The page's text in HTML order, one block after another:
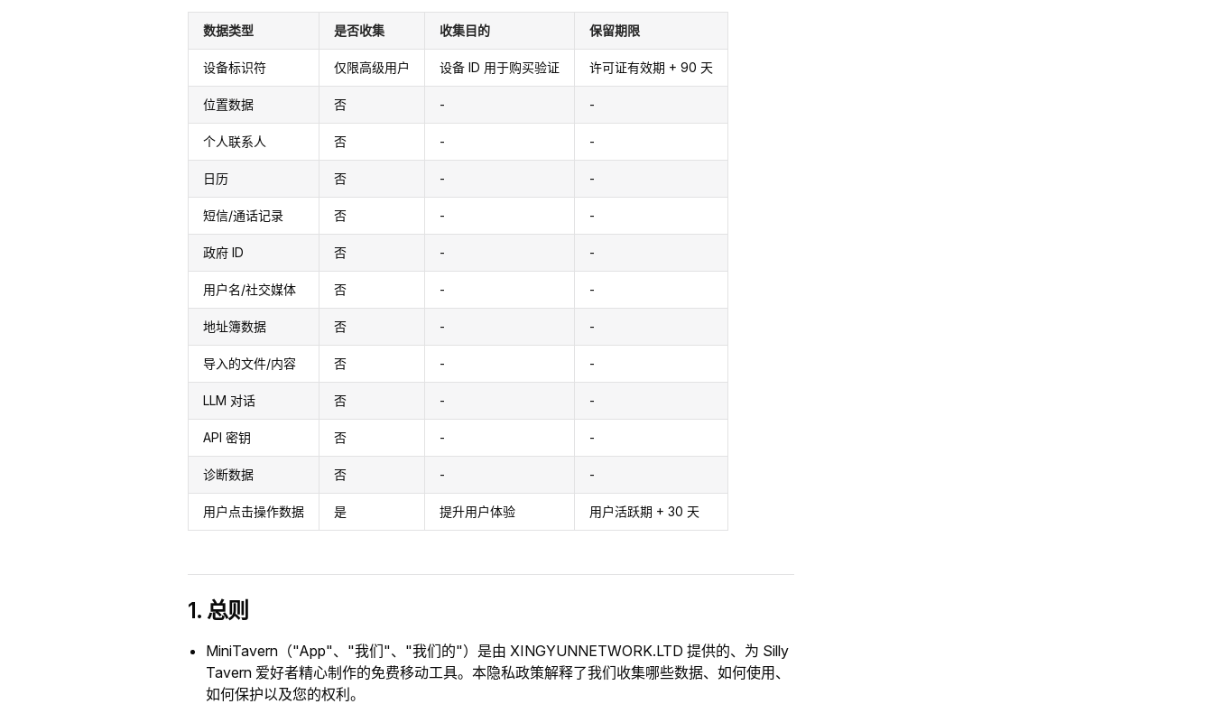
数据类型 是否收集 收集目的 保留期限
设备标识符 仅限高级用户 设备 ID 用于购买验证 许可证有效期 + 90 天
位置数据 否 - -
个人联系人 否 - -
日历 否 - -
短信/通话记录 否 - -
政府 ID 否 - -
用户名/社交媒体 否 - -
地址簿数据 否 - -
导入的文件/内容 否 - -
LLM 对话 否 - -
API 密钥 否 - -
诊断数据 否 - -
用户点击操作数据 是 提升用户体验 用户活跃期 + 30 天
1. 总则
MiniTavern（"App"、"我们"、"我们的"）是由 XINGYUNNETWORK.LTD 提供的、为 Silly
Tavern 爱好者精心制作的免费移动工具。本隐私政策解释了我们收集哪些数据、如何使用、
如何保护以及您的权利。